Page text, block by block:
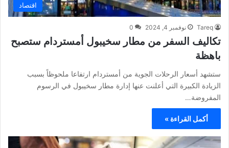
اقتصاد
Tareq نوفمبر 4, 2024 0
تكاليف السفر من مطار سخيبول أمستردام ستصبح
باهظة
ستشهد أسعار الرحلات الجوية من أمستردام ارتفاعا ملحوظاً بسبب
الزيادة الكبيرة التي أعلنت عنها إدارة مطار سخيبول في الرسوم
المفروضة…
أكمل القراءة »